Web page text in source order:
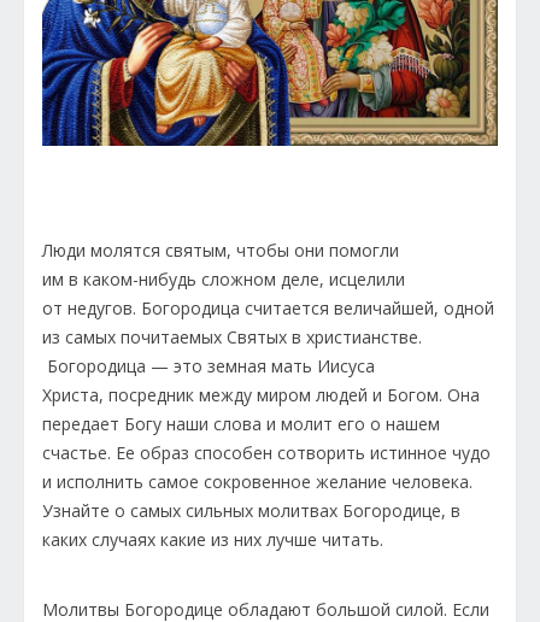
Люди молятся святым, чтобы они помогли
им в каком-нибудь сложном деле, исцелили
от недугов. Богородица считается величайшей, одной
из самых почитаемых Святых в христианстве.
Богородица — это земная мать Иисуса
Христа, посредник между миром людей и Богом. Она
передает Богу наши слова и молит его о нашем
счастье. Ее образ способен сотворить истинное чудо
и исполнить самое сокровенное желание человека.
Узнайте о самых сильных молитвах Богородице, в
каких случаях какие из них лучше читать.
Молитвы Богородице обладают большой силой. Если